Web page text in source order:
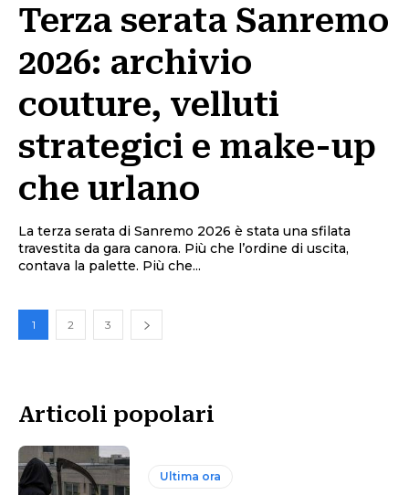
Terza serata Sanremo
2026: archivio
couture, velluti
strategici e make-up
che urlano
La terza serata di Sanremo 2026 è stata una sfilata
travestita da gara canora. Più che l’ordine di uscita,
contava la palette. Più che...
1 2 3
Articoli popolari
Ultima ora